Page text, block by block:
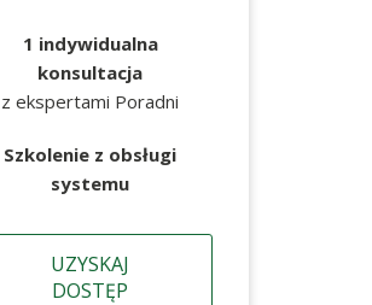
1 indywidualna
konsultacja
z ekspertami Poradni
Szkolenie z obsługi
systemu
UZYSKAJ
DOSTĘP